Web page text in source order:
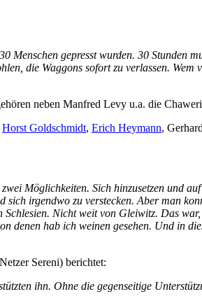
Menschen gepresst wurden. 30 Stunden
die Waggons sofort zu verlassen. Wem
neben Manfred Levy u.a. die
Horst Goldschmidt, Erich Heymann,
Möglichkeiten. Sich hinzusetzen und
irgendwo zu verstecken. Aber man
Nicht weit von Gleiwitz. Das
denen hab ich weinen gesehen. Und in
Sereni) berichtet:
ihn. Ohne die gegenseitige